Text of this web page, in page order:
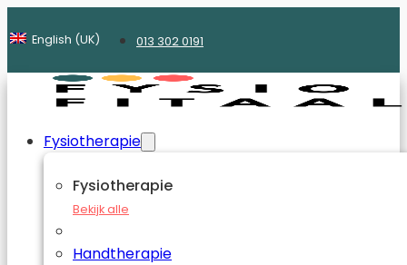
English (UK) 013 302 0191
Fysiotherapie
Fysiotherapie
Bekijk alle
Handtherapie